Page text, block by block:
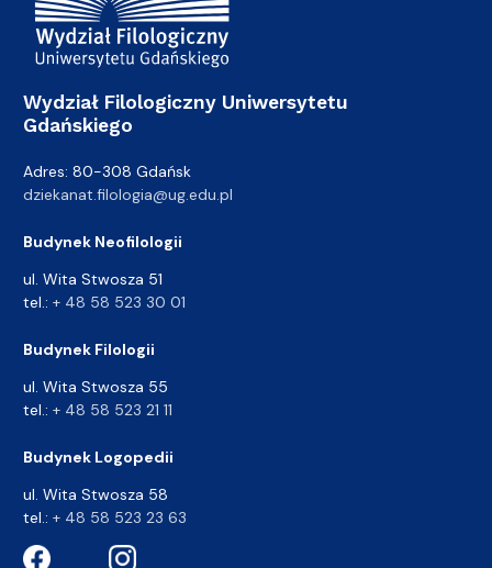
Wydział Filologiczny Uniwersytetu
Gdańskiego
Adres: 80-308 Gdańsk
dziekanat.filologia@ug.edu.pl
Budynek Neofilologii
ul. Wita Stwosza 51
tel.: + 48 58 523 30 01
Budynek Filologii
ul. Wita Stwosza 55
tel.: + 48 58 523 21 11
Budynek Logopedii
ul. Wita Stwosza 58
tel.: + 48 58 523 23 63